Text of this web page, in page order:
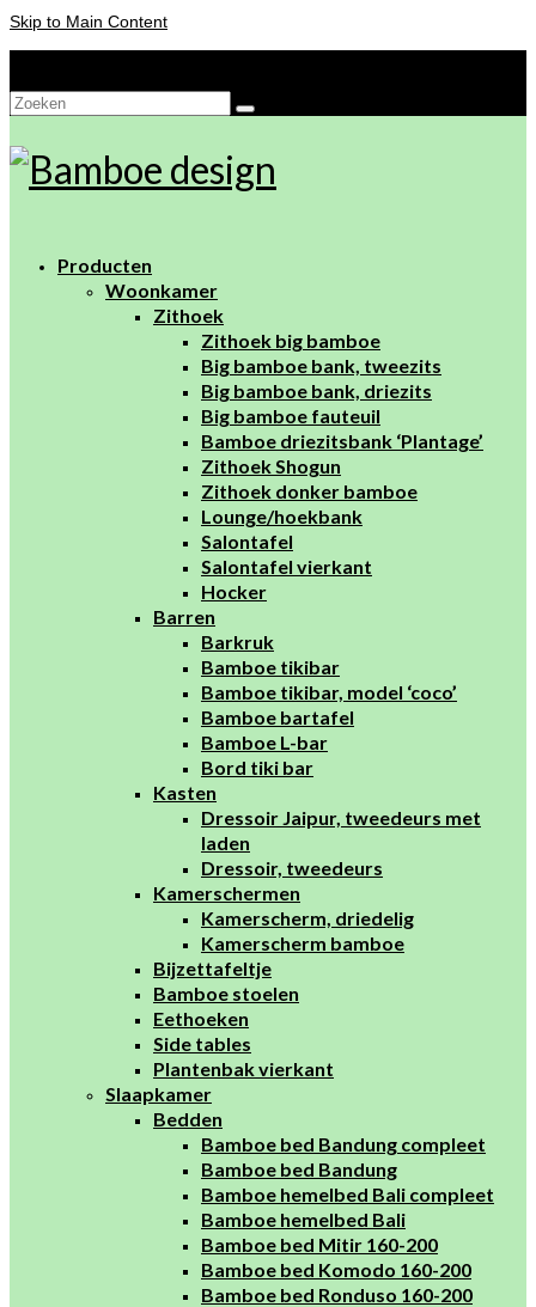
Skip to Main Content
Zoeken
Producten
Woonkamer
Zithoek
Zithoek big bamboe
Big bamboe bank, tweezits
Big bamboe bank, driezits
Big bamboe fauteuil
Bamboe driezitsbank ‘Plantage’
Zithoek Shogun
Zithoek donker bamboe
Lounge/hoekbank
Salontafel
Salontafel vierkant
Hocker
Barren
Barkruk
Bamboe tikibar
Bamboe tikibar, model ‘coco’
Bamboe bartafel
Bamboe L-bar
Bord tiki bar
Kasten
Dressoir Jaipur, tweedeurs met
laden
Dressoir, tweedeurs
Kamerschermen
Kamerscherm, driedelig
Kamerscherm bamboe
Bijzettafeltje
Bamboe stoelen
Eethoeken
Side tables
Plantenbak vierkant
Slaapkamer
Bedden
Bamboe bed Bandung compleet
Bamboe bed Bandung
Bamboe hemelbed Bali compleet
Bamboe hemelbed Bali
Bamboe bed Mitir 160-200
Bamboe bed Komodo 160-200
Bamboe bed Ronduso 160-200